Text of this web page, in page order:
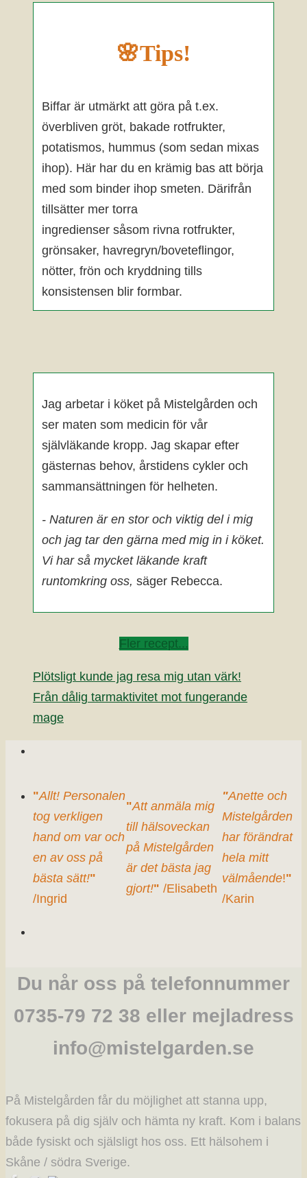
🌸Tips!
Biffar är utmärkt att göra på t.ex.
överbliven gröt, bakade rotfrukter,
potatismos, hummus (som sedan mixas
ihop). Här har du en krämig bas att börja
med som binder ihop smeten. Därifrån
tillsätter mer torra
ingredienser såsom rivna rotfrukter,
grönsaker, havregryn/boveteflingor,
nötter, frön och kryddning tills
konsistensen blir formbar.
Jag arbetar i köket på Mistelgården och
ser maten som medicin för vår
självläkande kropp. Jag skapar efter
gästernas behov, årstidens cykler och
sammansättningen för helheten.
- Naturen är en stor och viktig del i mig
och jag tar den gärna med mig in i köket.
Vi har så mycket läkande kraft
runtomkring oss, säger Rebecca.
Fler recept...
Plötsligt kunde jag resa mig utan värk!
Från dålig tarmaktivitet mot fungerande
mage
"Allt! Personalen
tog verkligen
hand om var och
en av oss på
bästa sätt!"
/Ingrid
"Att anmäla mig
till hälsoveckan
på Mistelgården
är det bästa jag
gjort!" /Elisabeth
"Anette och
Mistelgården
har förändrat
hela mitt
välmående!"
/Karin
Du når oss på telefonnummer
0735-79 72 38 eller mejladress
info@mistelgarden.se
På Mistelgården får du möjlighet att stanna upp,
fokusera på dig själv och hämta ny kraft. Kom i balans
både fysiskt och själsligt hos oss. Ett hälsohem i
Skåne / södra Sverige.